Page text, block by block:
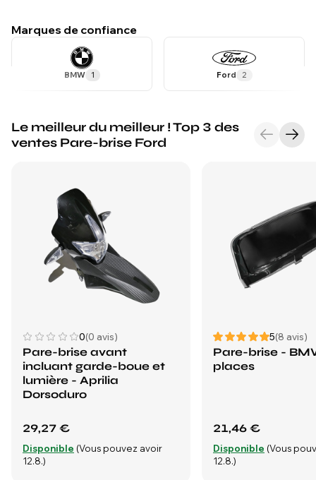
Marques de confiance
BMW 1 Ford 2
Le meilleur du meilleur ! Top 3 des
ventes Pare-brise Ford
0(0 avis)
Pare-brise avant
incluant garde-boue et
lumière - Aprilia
Dorsoduro
29,27 €
Disponible (Vous pouvez avoir
12.8.)
5(8 avis)
Pare-brise -
places
21,46 €
Disponible (Vous
12.8.)